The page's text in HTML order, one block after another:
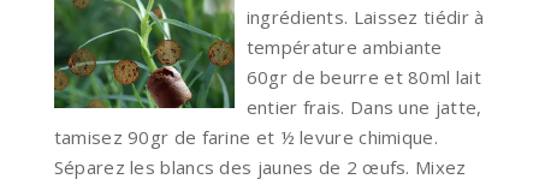
ingrédients. Laissez tiédir à
température ambiante
60gr de beurre et 80ml lait
entier frais. Dans une jatte,
tamisez 90gr de farine et ½ levure chimique.
Séparez les blancs des jaunes de 2 œufs. Mixez